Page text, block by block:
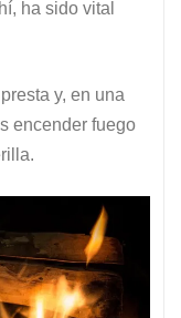
ha sido vital
y, en una
encender fuego